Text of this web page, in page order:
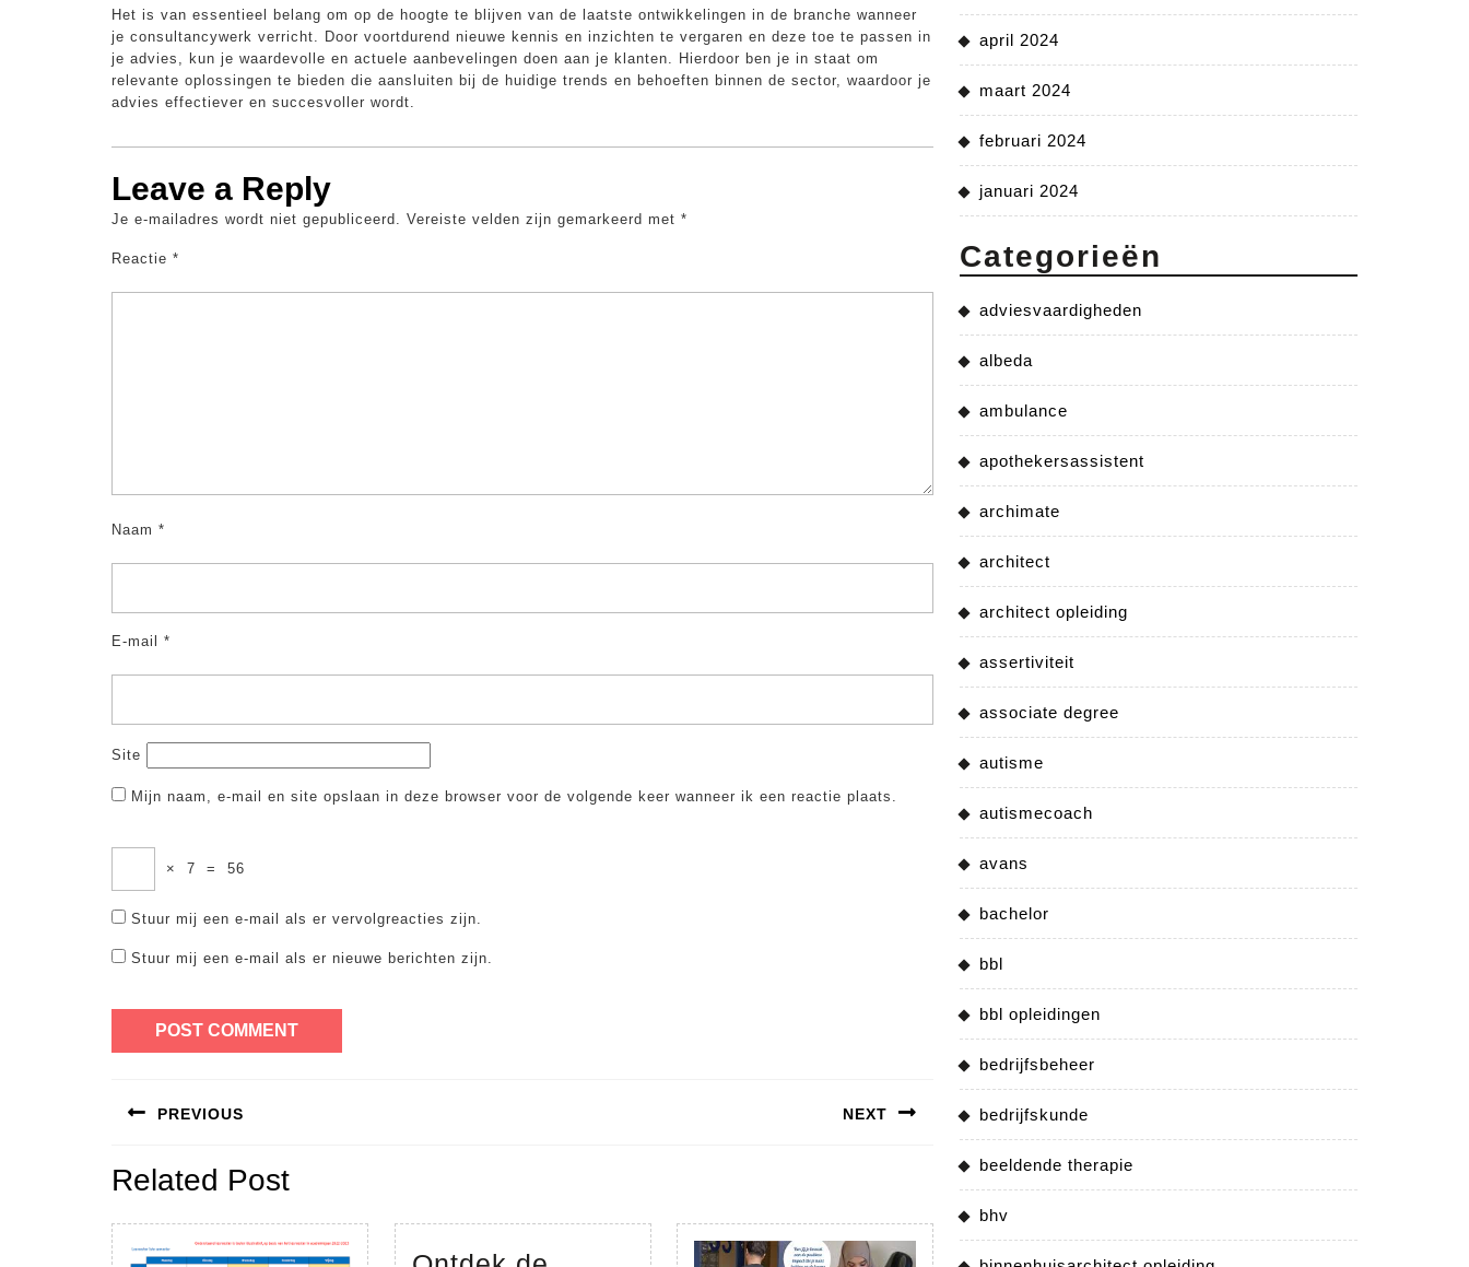
Het is van essentieel belang om op de hoogte te blijven van de laatste ontwikkelingen in de branche wanneer
je consultancywerk verricht. Door voortdurend nieuwe kennis en inzichten te vergaren en deze toe te passen in
je advies, kun je waardevolle en actuele aanbevelingen doen aan je klanten. Hierdoor ben je in staat om
relevante oplossingen te bieden die aansluiten bij de huidige trends en behoeften binnen de sector, waardoor je
advies effectiever en succesvoller wordt.
Leave a Reply
Je e-mailadres wordt niet gepubliceerd. Vereiste velden zijn gemarkeerd met *
Reactie *
Naam *
E-mail *
Site
Mijn naam, e-mail en site opslaan in deze browser voor de volgende keer wanneer ik een reactie plaats.
× 7 = 56
Stuur mij een e-mail als er vervolgreacties zijn.
Stuur mij een e-mail als er nieuwe berichten zijn.
navigatie
PREVIOUS
post:
NEXT
Related Post
april 2024
maart 2024
februari 2024
januari 2024
Categorieën
adviesvaardigheden
albeda
ambulance
apothekersassistent
archimate
architect
architect opleiding
assertiviteit
associate degree
autisme
autismecoach
avans
bachelor
bbl
bbl opleidingen
bedrijfsbeheer
bedrijfskunde
beeldende therapie
bhv